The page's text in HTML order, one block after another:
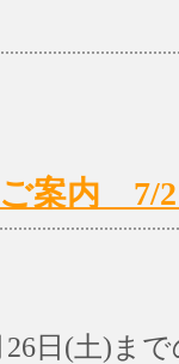
案内 7/
26日(土)ま